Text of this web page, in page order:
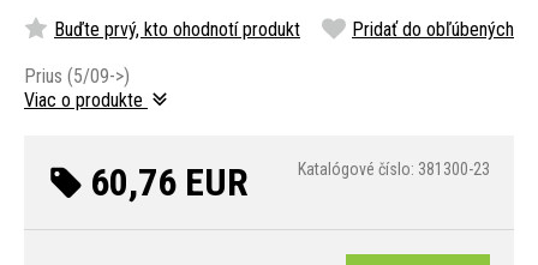
Buďte prvý, kto ohodnotí produkt Pridať do obľúbených
Prius (5/09->)
Viac o produkte
60,76 EUR Katalógové číslo: 381300-23